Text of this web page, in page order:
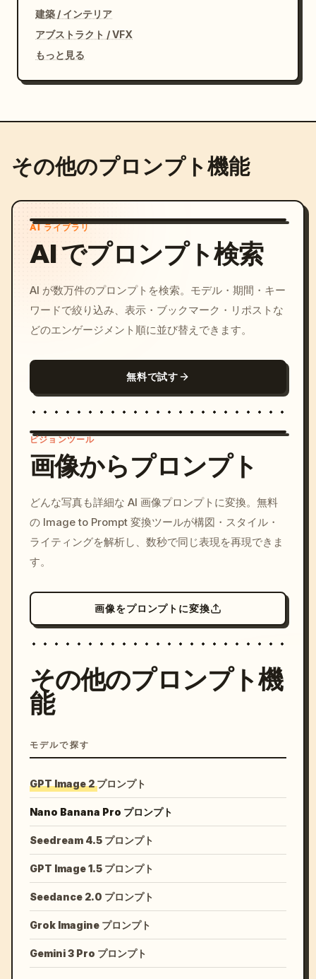
建築 / インテリア
アブストラクト / VFX
もっと見る
その他のプロンプト機能
AI ライブラリ
AI でプロンプト検索
AI が数万件のプロンプトを検索。モデル・期間・キー
ワードで絞り込み、表示・ブックマーク・リポストな
どのエンゲージメント順に並び替えできます。
無料で試す
c, cyberpunk sunset, neon
colors, 8k --v 6.0
ビジョンツール
画像からプロンプト
どんな写真も詳細な AI 画像プロンプトに変換。無料
の Image to Prompt 変換ツールが構図・スタイル・
ライティングを解析し、数秒で同じ表現を再現できま
す。
画像をプロンプトに変換
その他のプロンプト機
能
モデルで探す
GPT Image 2 プロンプト
Nano Banana Pro プロンプト
Seedream 4.5 プロンプト
GPT Image 1.5 プロンプト
Seedance 2.0 プロンプト
Grok Imagine プロンプト
Gemini 3 Pro プロンプト